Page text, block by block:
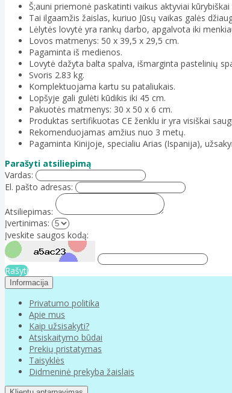
Š;auni priemonė paskatinti vaikus aktyviai kūrybiškai
Tai ilgaamžis žaislas, kuriuo Jūsų vaikas galės
Lėlytės lovytė yra rankų darbo, apgalvota iki
Lovos matmenys: 50 x 39,5 x 29,5 cm.
Pagaminta iš medienos.
Lovytė dažyta balta spalva, išmarginta pastelinių
Svoris 2.83 kg.
Komplektuojama kartu su pataliukais.
Lopšyje gali gulėti kūdikis iki 45 cm.
Pakuotės matmenys: 30 x 50 x 6 cm.
Produktas sertifikuotas CE ženklu ir yra visiškai
Rekomenduojamas amžius nuo 3 metų.
Pagaminta Kinijoje, specialiu Arias (Ispanija),
Parašyti atsiliepimą
Vardas:
El. pašto adresas:
Atsiliepimas:
Įvertinimas:
Įveskite saugos kodą:
Rašyti
Informacija
Privatumo politika
Apie mus
Kaip užsisakyti?
Atsiskaitymo būdai
Prekių pristatymas
Taisyklės
Didmeninė prekyba žaislais